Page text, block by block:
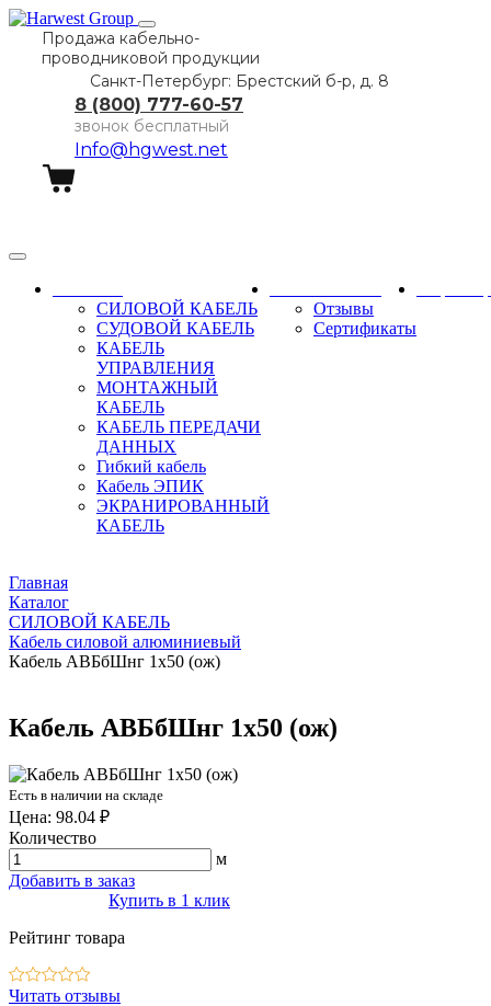
Продажа кабельно-
проводниковой продукции
Санкт-Петербург: Брестский б-р, д. 8
8 (800) 777-60-57
звонок бесплатный
Info@hgwest.net
СИЛОВОЙ КАБЕЛЬ
СУДОВОЙ КАБЕЛЬ
КАБЕЛЬ
УПРАВЛЕНИЯ
МОНТАЖНЫЙ
КАБЕЛЬ
КАБЕЛЬ ПЕРЕДАЧИ
ДАННЫХ
Гибкий кабель
Кабель ЭПИК
ЭКРАНИРОВАННЫЙ
КАБЕЛЬ
Отзывы
Сертификаты
Главная
Каталог
СИЛОВОЙ КАБЕЛЬ
Кабель силовой алюминиевый
Кабель АВБбШнг 1х50 (ож)
Кабель АВБбШнг 1х50 (ож)
Есть в наличии на складе
Цена: 98.04 ₽
Количество
м
Добавить в заказ
Купить в 1 клик
Рейтинг товара
Читать отзывы